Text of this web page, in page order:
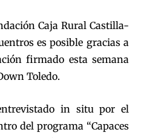
Caja Rural Castilla-
es posible gracias a
firmado esta semana
Toledo.
in situ por el
del programa “Capaces